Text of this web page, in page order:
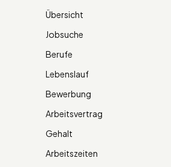
Übersicht
Jobsuche
Berufe
Lebenslauf
Bewerbung
Arbeitsvertrag
Gehalt
Arbeitszeiten